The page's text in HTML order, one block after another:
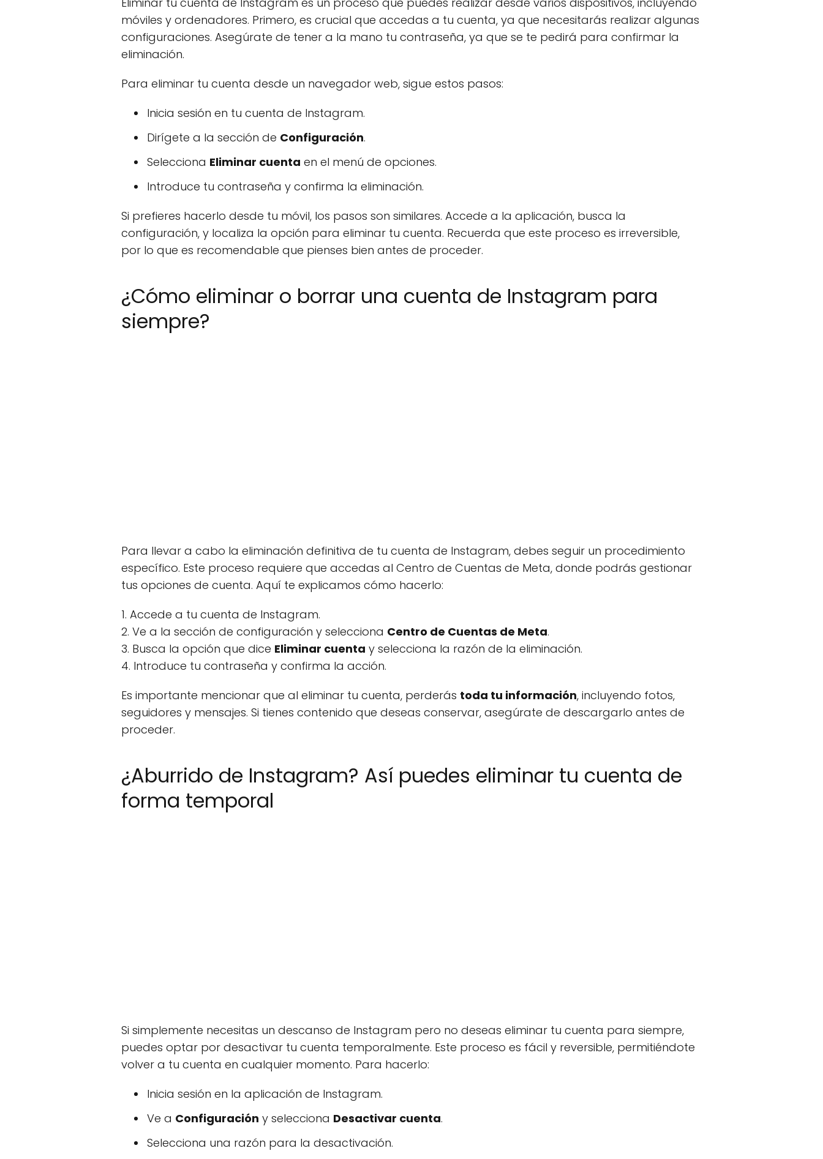
móviles y ordenadores. Primero, es crucial que accedas a tu cuenta, ya que necesitarás realizar algunas
configuraciones. Asegúrate de tener a la mano tu contraseña, ya que se te pedirá para confirmar la
eliminación.
Para eliminar tu cuenta desde un navegador web, sigue estos pasos:
Inicia sesión en tu cuenta de Instagram.
Dirígete a la sección de Configuración.
Selecciona Eliminar cuenta en el menú de opciones.
Introduce tu contraseña y confirma la eliminación.
Si prefieres hacerlo desde tu móvil, los pasos son similares. Accede a la aplicación, busca la
configuración, y localiza la opción para eliminar tu cuenta. Recuerda que este proceso es irreversible,
por lo que es recomendable que pienses bien antes de proceder.
¿Cómo eliminar o borrar una cuenta de Instagram para
siempre?
Para llevar a cabo la eliminación definitiva de tu cuenta de Instagram, debes seguir un procedimiento
específico. Este proceso requiere que accedas al Centro de Cuentas de Meta, donde podrás gestionar
tus opciones de cuenta. Aquí te explicamos cómo hacerlo:
1. Accede a tu cuenta de Instagram.
2. Ve a la sección de configuración y selecciona Centro de Cuentas de Meta.
3. Busca la opción que dice Eliminar cuenta y selecciona la razón de la eliminación.
4. Introduce tu contraseña y confirma la acción.
Es importante mencionar que al eliminar tu cuenta, perderás toda tu información, incluyendo fotos,
seguidores y mensajes. Si tienes contenido que deseas conservar, asegúrate de descargarlo antes de
proceder.
¿Aburrido de Instagram? Así puedes eliminar tu cuenta de
forma temporal
Si simplemente necesitas un descanso de Instagram pero no deseas eliminar tu cuenta para siempre,
puedes optar por desactivar tu cuenta temporalmente. Este proceso es fácil y reversible, permitiéndote
volver a tu cuenta en cualquier momento. Para hacerlo:
Inicia sesión en la aplicación de Instagram.
Ve a Configuración y selecciona Desactivar cuenta.
Selecciona una razón para la desactivación.